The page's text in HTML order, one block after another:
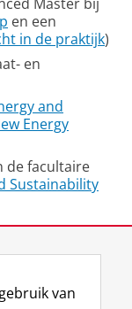
en een
in de praktijk)
en
and
Energy
de facultaire
Sustainability
van